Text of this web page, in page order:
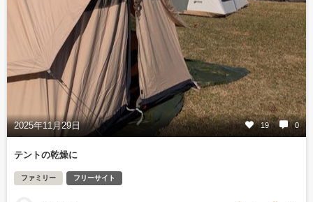
2025年11月29日 19 0
テントの乾燥に
ファミリー フリーサイト